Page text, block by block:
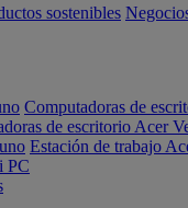
sostenibles
Computadoras de
de escritorio Acer
Estación de trabajo
PC